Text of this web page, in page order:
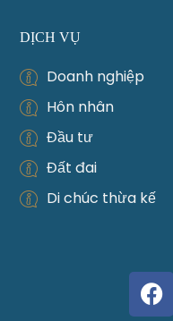
DỊCH VỤ
Doanh nghiệp
Hôn nhân
Đầu tư
Đất đai
Di chúc thừa kế